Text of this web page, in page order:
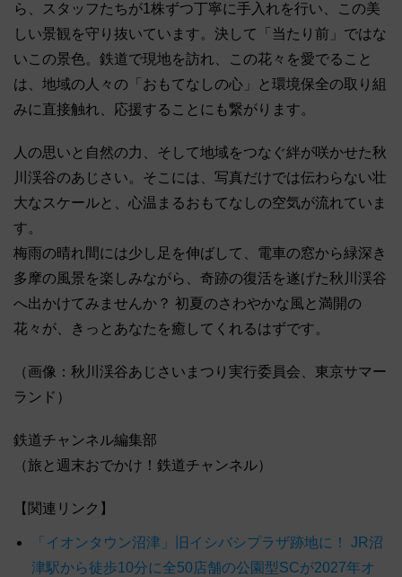
ら、スタッフたちが1株ずつ丁寧に手入れを行い、この美
しい景観を守り抜いています。決して「当たり前」ではな
いこの景色。鉄道で現地を訪れ、この花々を愛でること
は、地域の人々の「おもてなしの心」と環境保全の取り組
みに直接触れ、応援することにも繋がります。
人の思いと自然の力、そして地域をつなぐ絆が咲かせた秋
川渓谷のあじさい。そこには、写真だけでは伝わらない壮
大なスケールと、心温まるおもてなしの空気が流れていま
す。
梅雨の晴れ間には少し足を伸ばして、電車の窓から緑深き
多摩の風景を楽しみながら、奇跡の復活を遂げた秋川渓谷
へ出かけてみませんか？ 初夏のさわやかな風と満開の
花々が、きっとあなたを癒してくれるはずです。
（画像：秋川渓谷あじさいまつり実行委員会、東京サマー
ランド）
鉄道チャンネル編集部
（旅と週末おでかけ！鉄道チャンネル）
【関連リンク】
「イオンタウン沼津」旧イシバシプラザ跡地に！ JR沼
津駅から徒歩10分に全50店舗の公園型SCが2027年オ